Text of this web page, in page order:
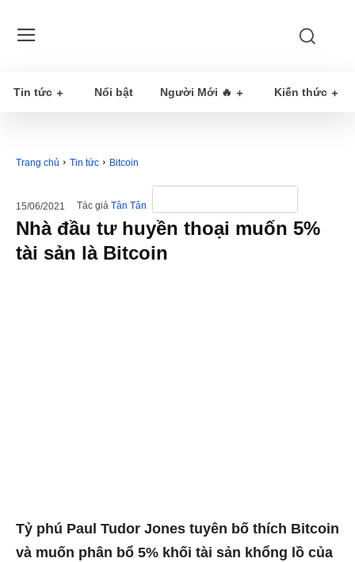
Tin tức Nổi bật Người Mới 🔥 Kiến thức
Trang chủ Tin tức Bitcoin
15/06/2021 Tác giả Tân Tân
Nhà đầu tư huyền thoại muốn 5%
tài sản là Bitcoin
Tỷ phú Paul Tudor Jones tuyên bố thích Bitcoin
và muốn phân bổ 5% khối tài sản khổng lồ của